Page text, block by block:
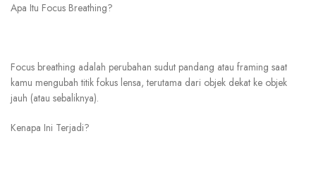
Apa Itu Focus Breathing?
Focus breathing adalah perubahan sudut pandang atau framing saat
kamu mengubah titik fokus lensa, terutama dari objek dekat ke objek
jauh (atau sebaliknya).
Kenapa Ini Terjadi?